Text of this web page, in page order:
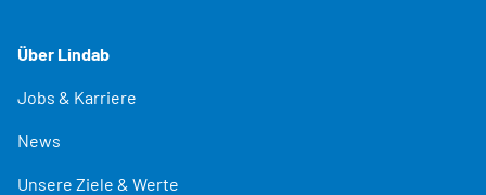
Über Lindab
Jobs & Karriere
News
Unsere Ziele & Werte